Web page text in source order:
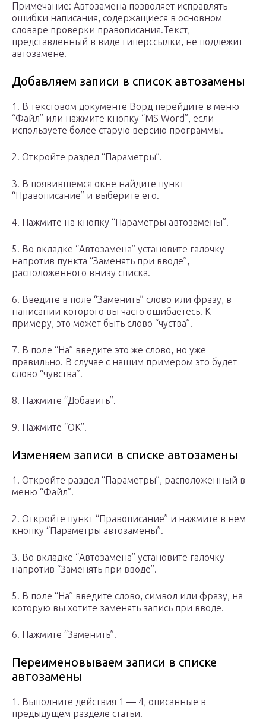
Примечание: Автозамена позволяет исправлять
ошибки написания, содержащиеся в основном
словаре проверки правописания.Текст,
представленный в виде гиперссылки, не подлежит
автозамене.
Добавляем записи в список автозамены
1. В текстовом документе Ворд перейдите в меню
“Файл” или нажмите кнопку “MS Word”, если
используете более старую версию программы.
2. Откройте раздел “Параметры”.
3. В появившемся окне найдите пункт
“Правописание” и выберите его.
4. Нажмите на кнопку “Параметры автозамены”.
5. Во вкладке “Автозамена” установите галочку
напротив пункта “Заменять при вводе”,
расположенного внизу списка.
6. Введите в поле “Заменить” слово или фразу, в
написании которого вы часто ошибаетесь. К
примеру, это может быть слово “чуства”.
7. В поле “На” введите это же слово, но уже
правильно. В случае с нашим примером это будет
слово “чувства”.
8. Нажмите “Добавить”.
9. Нажмите “ОК”.
Изменяем записи в списке автозамены
1. Откройте раздел “Параметры”, расположенный в
меню “Файл”.
2. Откройте пункт “Правописание” и нажмите в нем
кнопку “Параметры автозамены”.
3. Во вкладке “Автозамена” установите галочку
напротив “Заменять при вводе”.
5. В поле “На” введите слово, символ или фразу, на
которую вы хотите заменять запись при вводе.
6. Нажмите “Заменить”.
Переименовываем записи в списке
автозамены
1. Выполните действия 1 — 4, описанные в
предыдущем разделе статьи.